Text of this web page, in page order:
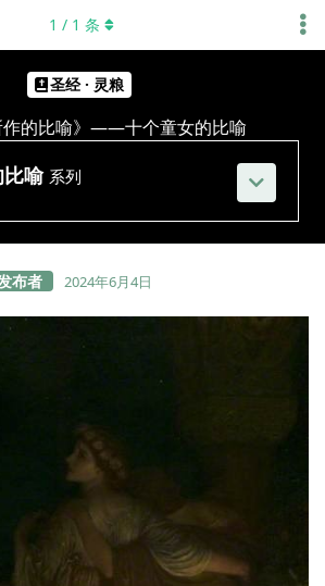
圣经 · 灵粮
作的比喻》——十个童女的比喻
喻 系列
1 / 1 条
2024年6月4日